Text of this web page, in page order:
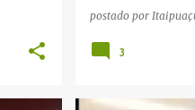
postado por
3